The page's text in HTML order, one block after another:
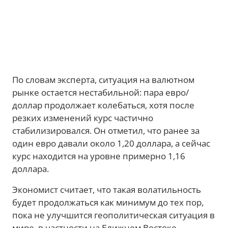
По словам эксперта, ситуация на валютном
рынке остается нестабильной: пара евро/
доллар продолжает колебаться, хотя после
резких изменений курс частично
стабилизировался. Он отметил, что ранее за
один евро давали около 1,20 доллара, а сейчас
курс находится на уровне примерно 1,16
доллара.
Экономист считает, что такая волатильность
будет продолжаться как минимум до тех пор,
пока не улучшится геополитическая ситуация в